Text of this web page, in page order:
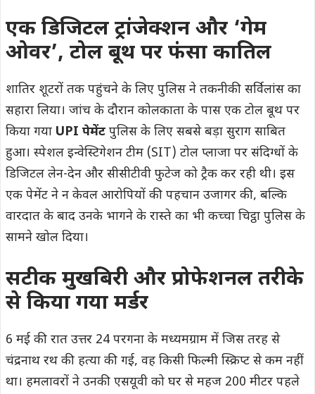
एक डिजिटल ट्रांजेक्शन और ‘गेम
ओवर’, टोल बूथ पर फंसा कातिल
शातिर शूटरों तक पहुंचने के लिए पुलिस ने तकनीकी सर्विलांस का
सहारा लिया। जांच के दौरान कोलकाता के पास एक टोल बूथ पर
किया गया UPI पेमेंट पुलिस के लिए सबसे बड़ा सुराग साबित
हुआ। स्पेशल इन्वेस्टिगेशन टीम (SIT) टोल प्लाजा पर संदिग्धों के
डिजिटल लेन-देन और सीसीटीवी फुटेज को ट्रैक कर रही थी। इस
एक पेमेंट ने न केवल आरोपियों की पहचान उजागर की, बल्कि
वारदात के बाद उनके भागने के रास्ते का भी कच्चा चिट्ठा पुलिस के
सामने खोल दिया।
सटीक मुखबिरी और प्रोफेशनल तरीके
से किया गया मर्डर
6 मई की रात उत्तर 24 परगना के मध्यमग्राम में जिस तरह से
चंद्रनाथ रथ की हत्या की गई, वह किसी फिल्मी स्क्रिप्ट से कम नहीं
था। हमलावरों ने उनकी एसयूवी को घर से महज 200 मीटर पहले